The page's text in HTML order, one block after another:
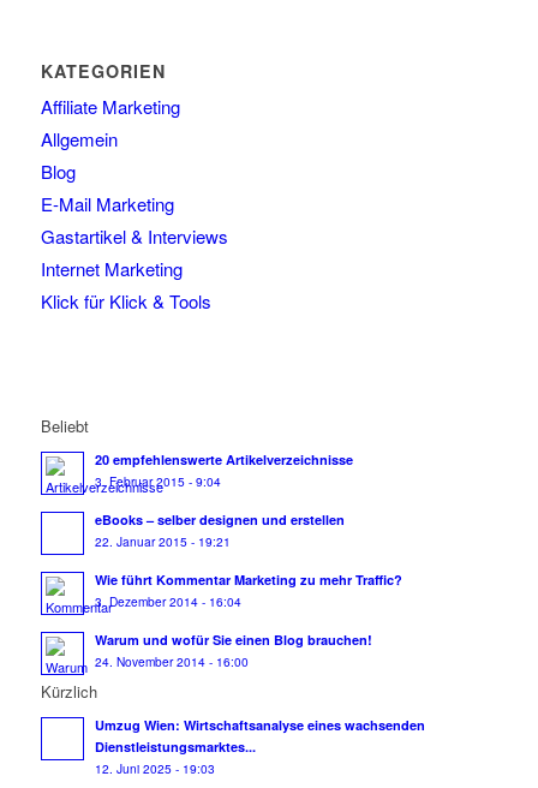
KATEGORIEN
Affiliate Marketing
Allgemein
Blog
E-Mail Marketing
Gastartikel & Interviews
Internet Marketing
Klick für Klick & Tools
Beliebt
20 empfehlenswerte Artikelverzeichnisse
3. Februar 2015 - 9:04
eBooks – selber designen und erstellen
22. Januar 2015 - 19:21
Wie führt Kommentar Marketing zu mehr Traffic?
3. Dezember 2014 - 16:04
Warum und wofür Sie einen Blog brauchen!
24. November 2014 - 16:00
Kürzlich
Umzug Wien: Wirtschaftsanalyse eines wachsenden
Dienstleistungsmarktes...
12. Juni 2025 - 19:03